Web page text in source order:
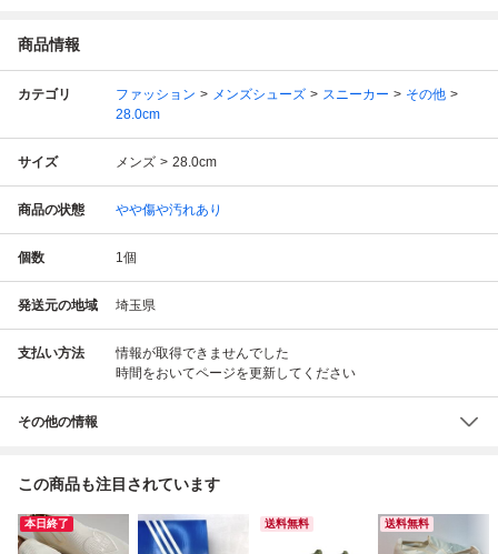
商品情報
カテゴリ ファッション メンズシューズ スニーカー
その他
28.0cm
サイズ メンズ 28.0cm
商品の状態 やや傷や汚れあり
個数 1個
発送元の地域 埼玉県
支払い方法
情報が取得できませんでした
時間をおいてページを更新してください
その他の情報
この商品も注目されています
本日終了 送料無料 送料無料